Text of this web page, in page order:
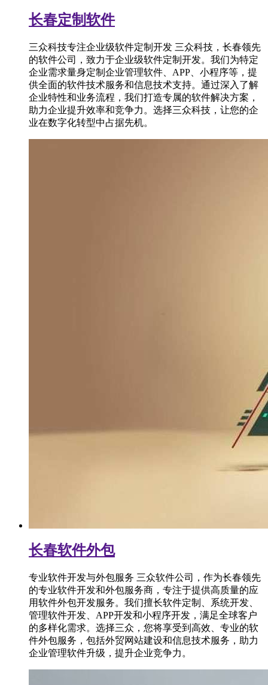
长春定制软件
三众科技专注企业级软件定制开发 三众科技，长春领先
的软件公司，致力于企业级软件定制开发。我们为特定
企业需求量身定制企业管理软件、APP、小程序等，提
供全面的软件技术服务和信息技术支持。通过深入了解
企业特性和业务流程，我们打造专属的软件解决方案，
助力企业提升效率和竞争力。选择三众科技，让您的企
业在数字化转型中占据先机。
长春软件外包
专业软件开发与外包服务 三众软件公司，作为长春领先
的专业软件开发和外包服务商，专注于提供高质量的应
用软件外包开发服务。我们擅长软件定制、系统开发、
管理软件开发、APP开发和小程序开发，满足全球客户
的多样化需求。选择三众，您将享受到高效、专业的软
件外包服务，包括外贸网站建设和信息技术服务，助力
企业管理软件升级，提升企业竞争力。